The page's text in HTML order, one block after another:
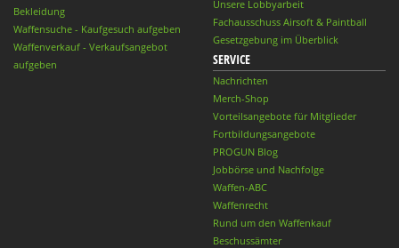
Bekleidung
Waffensuche - Kaufgesuch aufgeben
Waffenverkauf - Verkaufsangebot
aufgeben
Unsere Lobbyarbeit
Fachausschuss Airsoft & Paintball
Gesetzgebung im Überblick
SERVICE
Nachrichten
Merch-Shop
Vorteilsangebote für Mitglieder
Fortbildungsangebote
PROGUN Blog
Jobbörse und Nachfolge
Waffen-ABC
Waffenrecht
Rund um den Waffenkauf
Beschussämter